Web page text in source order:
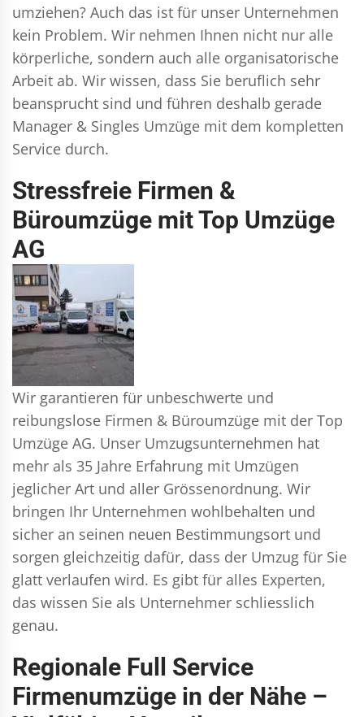
umziehen? Auch das ist für unser Unternehmen
kein Problem. Wir nehmen Ihnen nicht nur alle
körperliche, sondern auch alle organisatorische
Arbeit ab. Wir wissen, dass Sie beruflich sehr
beansprucht sind und führen deshalb gerade
Manager & Singles Umzüge mit dem kompletten
Service durch.
Stressfreie Firmen &
Büroumzüge mit Top Umzüge
AG
Wir garantieren für unbeschwerte und
reibungslose Firmen & Büroumzüge mit der Top
Umzüge AG. Unser Umzugsunternehmen hat
mehr als 35 Jahre Erfahrung mit Umzügen
jeglicher Art und aller Grössenordnung. Wir
bringen Ihr Unternehmen wohlbehalten und
sicher an seinen neuen Bestimmungsort und
sorgen gleichzeitig dafür, dass der Umzug für Sie
glatt verlaufen wird. Es gibt für alles Experten,
das wissen Sie als Unternehmer schliesslich
genau.
Regionale Full Service
Firmenumzüge in der Nähe –